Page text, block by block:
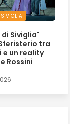
SIVIGLIA
di Siviglia"
tra
e un reality
Rossini